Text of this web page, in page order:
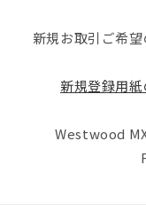
新規お取引ご希
新規登録用
Westwood